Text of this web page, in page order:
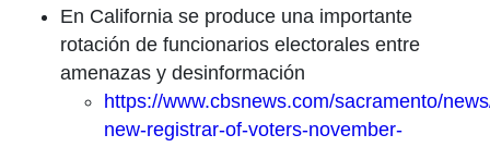
En California se produce una importante
rotación de funcionarios electorales entre
amenazas y desinformación
https://www.cbsnews.com/sacramento/
new-registrar-of-voters-november-